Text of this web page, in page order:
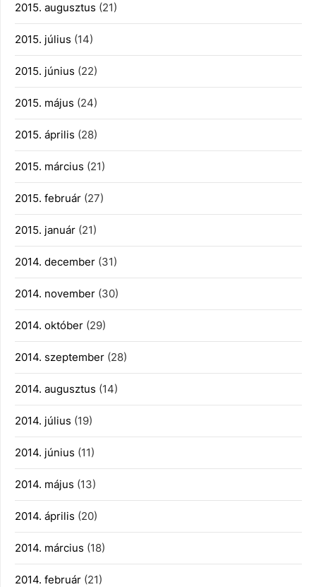
2015. augusztus (21)
2015. július (14)
2015. június (22)
2015. május (24)
2015. április (28)
2015. március (21)
2015. február (27)
2015. január (21)
2014. december (31)
2014. november (30)
2014. október (29)
2014. szeptember (28)
2014. augusztus (14)
2014. július (19)
2014. június (11)
2014. május (13)
2014. április (20)
2014. március (18)
2014. február (21)